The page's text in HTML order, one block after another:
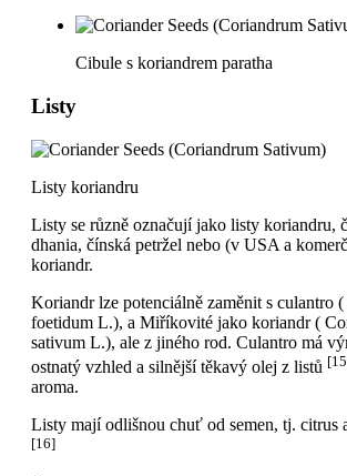
Cibule s koriandrem paratha
Listy
Listy koriandru
Listy se různě označují jako listy koriandru,
dhania, čínská petržel nebo (v USA a
koriandr.
Koriandr lze potenciálně zaměnit s culantro
foetidum L.), a Miříkovité jako koriandr (
sativum L.), ale z jiného rod. Culantro má
ostnatý vzhled a silnější těkavý olej z listů
aroma.
Listy mají odlišnou chuť od semen, tj. citrus
[16]